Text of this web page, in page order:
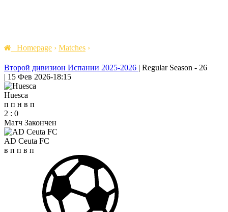
Homepage › Matches ›
Второй дивизион Испании 2025-2026 | Regular Season - 26
| 15 Фев 2026-18:15
Huesca
п п н в п
2 : 0
Матч Закончен
AD Ceuta FC
в п п в п